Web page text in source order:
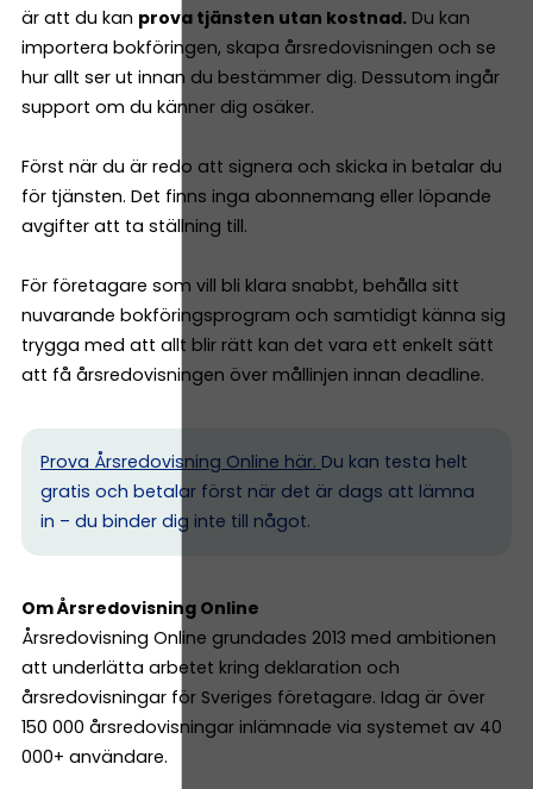
är att du kan prova tjänsten utan kostnad. Du kan
importera bokföringen, skapa årsredovisningen och se
hur allt ser ut innan du bestämmer dig. Dessutom ingår
support om du känner dig osäker.
Först när du är redo att signera och skicka in betalar du
för tjänsten. Det finns inga abonnemang eller löpande
avgifter att ta ställning till.
För företagare som vill bli klara snabbt, behålla sitt
nuvarande bokföringsprogram och samtidigt känna sig
trygga med att allt blir rätt kan det vara ett enkelt sätt
att få årsredovisningen över mållinjen innan deadline.
Prova Årsredovisning Online här. Du kan testa helt
gratis och betalar först när det är dags att lämna
in – du binder dig inte till något.
Om Årsredovisning Online
Årsredovisning Online grundades 2013 med ambitionen
att underlätta arbetet kring deklaration och
årsredovisningar för Sveriges företagare. Idag är över
150 000 årsredovisningar inlämnade via systemet av 40
000+ användare.